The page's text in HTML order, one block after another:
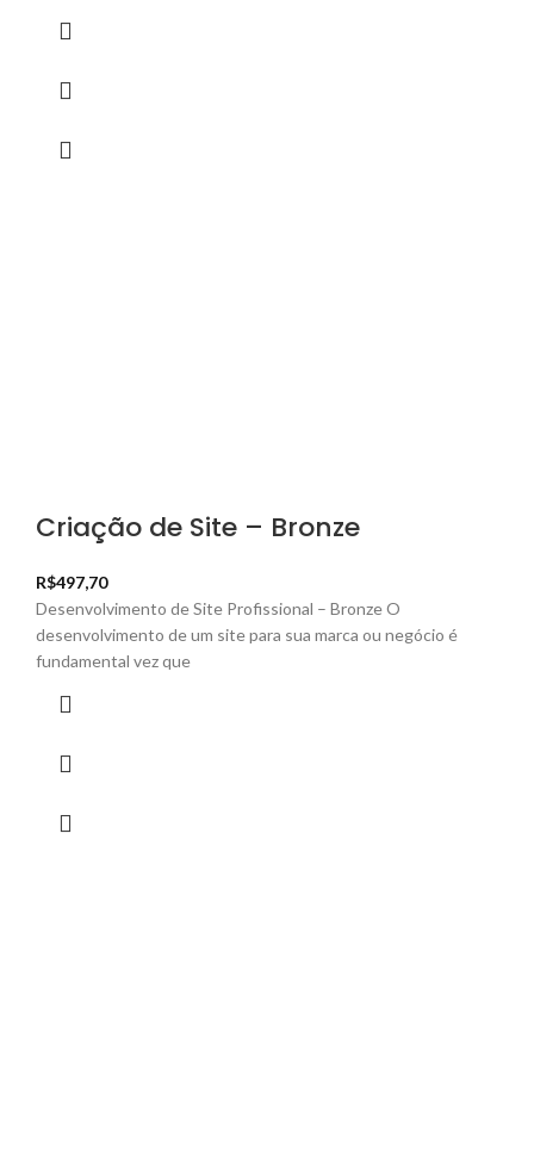
Criação de Site – Bronze
R$497,70
Desenvolvimento de Site Profissional – Bronze O
desenvolvimento de um site para sua marca ou negócio é
fundamental vez que